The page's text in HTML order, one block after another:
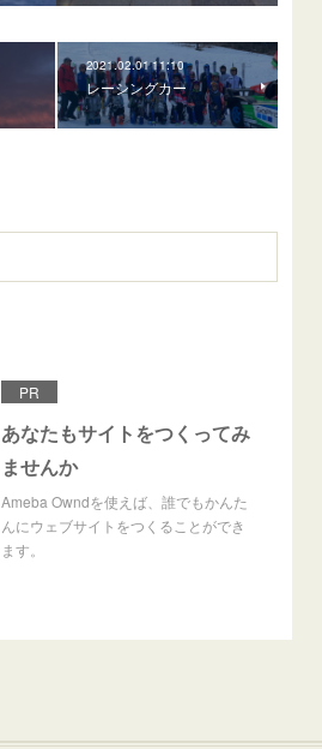
2021.02.01 11:10
レーシングカー
PR
あなたもサイトをつくってみ
ませんか
Ameba Owndを使えば、誰でもかんた
んにウェブサイトをつくることができ
ます。